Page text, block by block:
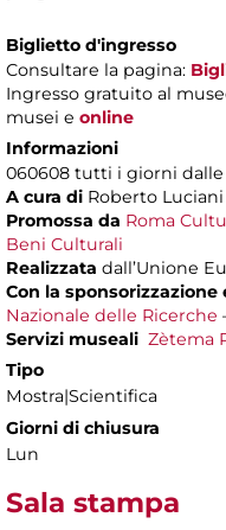
Biglietto d'ingresso
Consultare la pagina:
Ingresso gratuito al
musei e online
Informazioni
060608 tutti i giorni dalle
A cura di Roberto Luciani
Promossa da Roma
Beni Culturali
Realizzata dall’Unione
Con la sponsorizzazione
Nazionale delle Ricerche
Servizi museali Zètema
Tipo
Mostra|Scientifica
Giorni di chiusura
Lun
Sala stampa